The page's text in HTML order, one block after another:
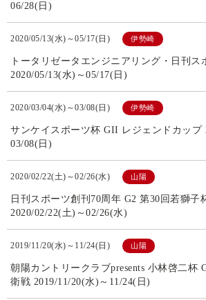
06/28(日)
2020/05/13(水)～05/17(日) 伊勢崎
トータリゼータエンジニアリング・日刊
2020/05/13(水)～05/17(日)
2020/03/04(水)～03/08(日) 伊勢崎
サンケイスポーツ杯 GII レジェンドカップ
03/08(日)
2020/02/22(土)～02/26(水) 山陽
日刊スポーツ創刊70周年 G2 第30回若獅子
2020/02/22(土)～02/26(水)
2019/11/20(水)～11/24(日) 山陽
朝陽カントリークラブpresents 小林啓二杯
衛戦 2019/11/20(水)～11/24(日)